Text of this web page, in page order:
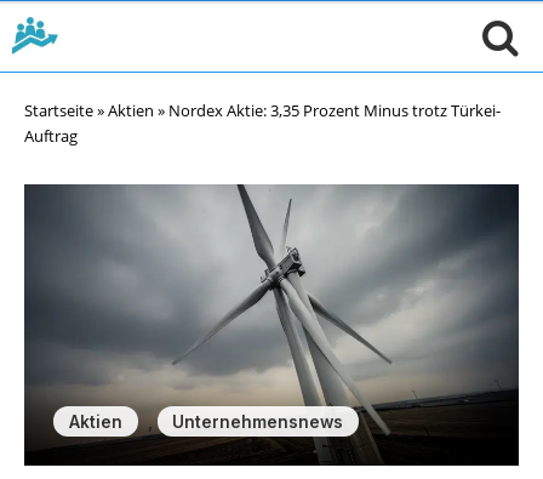
Startseite»Aktien » Nordex Aktie: 3,35 Prozent Minus trotz Türkei-
Auftrag
Aktien , Unternehmensnews